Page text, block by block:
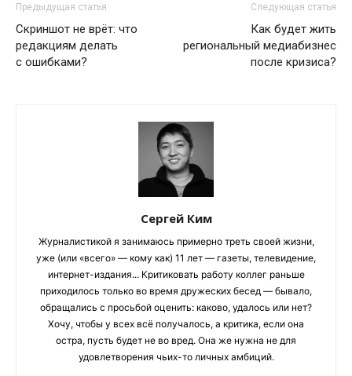
Предыдущая статья
Скриншот не врёт: что
редакциям делать
с ошибками?
Следующая статья
Как будет жить
региональный медиабизнес
после кризиса?
Сергей Ким
Журналистикой я занимаюсь примерно треть своей жизни,
уже (или «всего» — кому как) 11 лет — газеты, телевидение,
интернет-издания... Критиковать работу коллег раньше
приходилось только во время дружеских бесед — бывало,
обращались с просьбой оценить: каково, удалось или нет?
Хочу, чтобы у всех всё получалось, а критика, если она
остра, пусть будет не во вред. Она же нужна не для
удовлетворения чьих-то личных амбиций.